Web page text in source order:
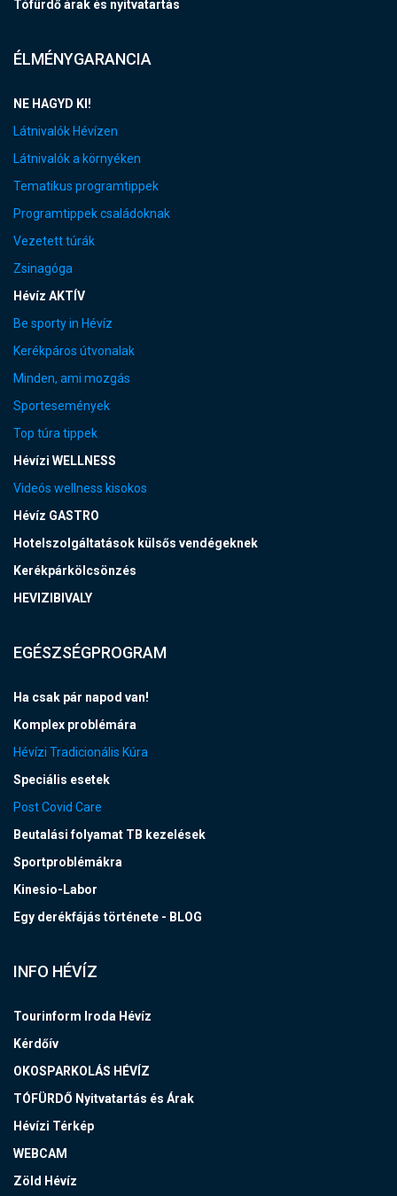
Tófürdő árak és nyitvatartás
ÉLMÉNYGARANCIA
NE HAGYD KI!
Látnivalók Hévízen
Látnivalók a környéken
Tematikus programtippek
Programtippek családoknak
Vezetett túrák
Zsinagóga
Hévíz AKTÍV
Be sporty in Hévíz
Kerékpáros útvonalak
Minden, ami mozgás
Sportesemények
Top túra tippek
Hévízi WELLNESS
Videós wellness kisokos
Hévíz GASTRO
Hotelszolgáltatások külsős vendégeknek
Kerékpárkölcsönzés
HEVIZIBIVALY
EGÉSZSÉGPROGRAM
Ha csak pár napod van!
Komplex problémára
Hévízi Tradicionális Kúra
Speciális esetek
Post Covid Care
Beutalási folyamat TB kezelések
Sportproblémákra
Kinesio-Labor
Egy derékfájás története - BLOG
INFO HÉVÍZ
Tourinform Iroda Hévíz
Kérdőív
OKOSPARKOLÁS HÉVÍZ
TÓFÜRDŐ Nyitvatartás és Árak
Hévízi Térkép
WEBCAM
Zöld Hévíz